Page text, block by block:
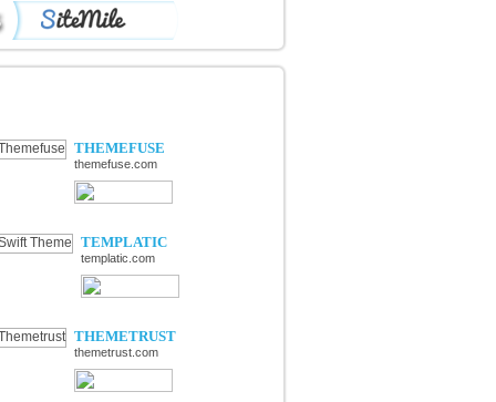
THEMEFUSE
themefuse.com
TEMPLATIC
templatic.com
THEMETRUST
themetrust.com